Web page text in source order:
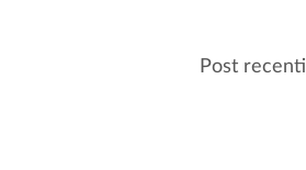
Post recenti